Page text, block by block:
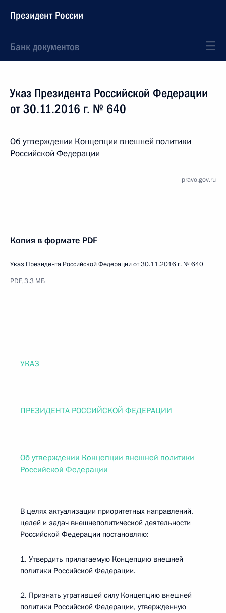
Президент России
Банк документов
Указ Президента Российской Федерации
от 30.11.2016 г. № 640
Об утверждении Концепции внешней политики
Российской Федерации
pravo.gov.ru
Копия в формате PDF
Указ Президента Российской Федерации от 30.11.2016 г. № 640
PDF, 3.3 МБ
УКАЗ
ПРЕЗИДЕНТА РОССИЙСКОЙ ФЕДЕРАЦИИ
Об утверждении Концепции внешней политики
Российской Федерации
В целях актуализации приоритетных направлений,
целей и задач внешнеполитической деятельности
Российской Федерации постановляю:
1. Утвердить прилагаемую Концепцию внешней
политики Российской Федерации.
2. Признать утратившей силу Концепцию внешней
политики Российской Федерации, утвержденную